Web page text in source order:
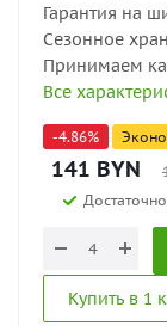
Гарантия на
Сезонное
Принимаем
Все
-4.86%
141 BYN
Достаточно
Купить в 1